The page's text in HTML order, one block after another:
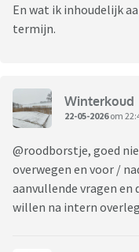
En wat ik inhoudelijk
termijn.
Winterkoud
22-05-2026om
@roodborstje, goed
overwegen en voor /
aanvullende vragen en
willen na intern